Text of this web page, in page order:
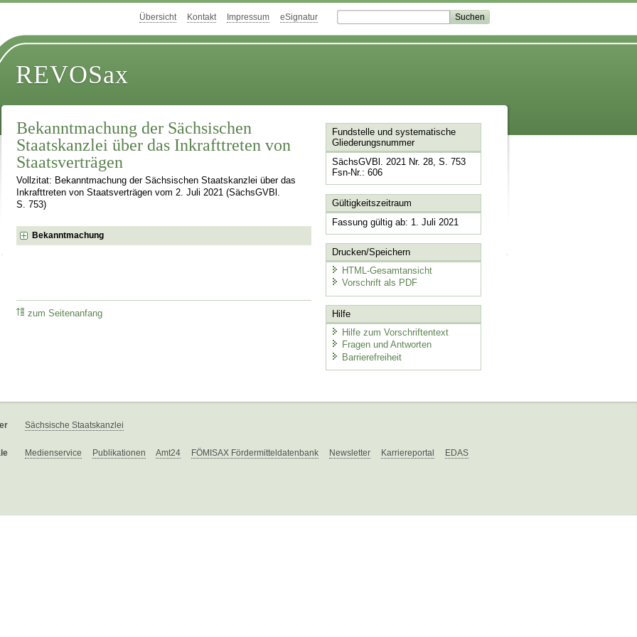
Übersicht Kontakt Impressum eSignatur
REVOSax
Bekanntmachung der Sächsischen
Staatskanzlei über das Inkrafttreten von
Staatsverträgen
Vollzitat: Bekanntmachung der Sächsischen Staatskanzlei über das
Inkrafttreten von Staatsverträgen vom 2. Juli 2021 (SächsGVBl.
S. 753)
Bekanntmachung
zum Seitenanfang
Fundstelle und systematische
Gliederungsnummer
SächsGVBl. 2021 Nr. 28, S. 753
Fsn-Nr.: 606
Gültigkeitszeitraum
Fassung gültig ab: 1. Juli 2021
Drucken/Speichern
HTML-Gesamtansicht
Vorschrift als PDF
Hilfe
Hilfe zum Vorschriftentext
Fragen und Antworten
Barrierefreiheit
Sächsische Staatskanzlei
Medienservice Publikationen Amt24 FÖMISAX Fördermitteldatenbank Newsletter Karriereportal EDAS